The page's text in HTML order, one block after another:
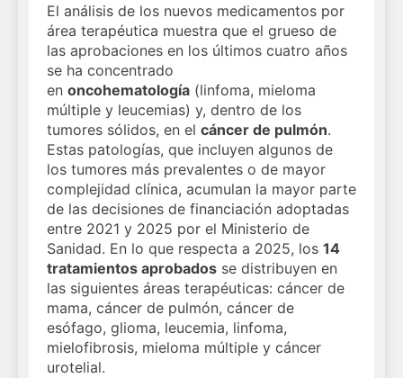
El análisis de los nuevos medicamentos por
área terapéutica muestra que el grueso de
las aprobaciones en los últimos cuatro años
se ha concentrado
en oncohematología (linfoma, mieloma
múltiple y leucemias) y, dentro de los
tumores sólidos, en el cáncer de pulmón.
Estas patologías, que incluyen algunos de
los tumores más prevalentes o de mayor
complejidad clínica, acumulan la mayor parte
de las decisiones de financiación adoptadas
entre 2021 y 2025 por el Ministerio de
Sanidad. En lo que respecta a 2025, los 14
tratamientos aprobados se distribuyen en
las siguientes áreas terapéuticas: cáncer de
mama, cáncer de pulmón, cáncer de
esófago, glioma, leucemia, linfoma,
mielofibrosis, mieloma múltiple y cáncer
urotelial.